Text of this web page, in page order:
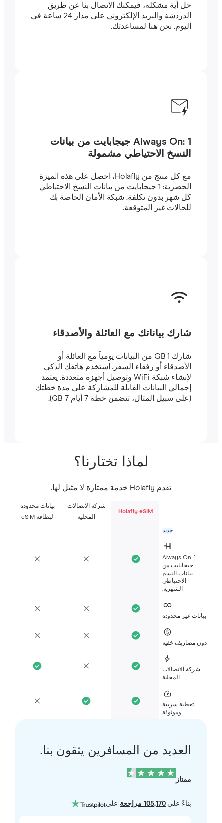
حل أية مشكلة، فيمكنك الاتصال بنا عن طريق
الدردشة والبريد الإلكتروني على مدار 24 ساعة في
اليوم. نحن هنا لمساعدتك.
Always On: 1 جيجابايت من بيانات
النسخ الاحتياطي مشمولة
مع كل منتج من Holafly، احصل على هذه الميزة
الحصرية: 1 جيجابايت من بيانات النسخ الاحتياطي
كل شهر بدون تكلفة. شبكة الأمان الخاصة بك
للحالات غير المتوقعة.
شارك بياناتك مع العائلة والأصدقاء
شارك 1 GB من البيانات يومياً مع العائلة أو
الأصدقاء أو رفقاء السفر. استخدم هاتفك الذكي
لإنشاء شبكة WiFi وتوصيل أجهزة متعددة. يعتمد
إجمالي البيانات القابلة للمشاركة على مدة خطتك
(على سبيل المثال، تتضمن خطة 7 أيام 7 GB).
لماذا تختارنا؟
Holafly eSIM
شركة الاتصالات
بيانات محدودة
Always On: 1
جيجابايت من
بيانات النسخ
الاحتياطي
غير محدودة
مصاريف خفية
شركة الاتصالات
تغطية سريعة
العديد من المسافرين يثقون بنا.
بناءً على105,170 مراجعة على